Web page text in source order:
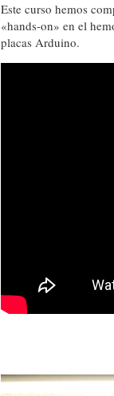
Este curso hemos
«hands-on» en el
placas Arduino.